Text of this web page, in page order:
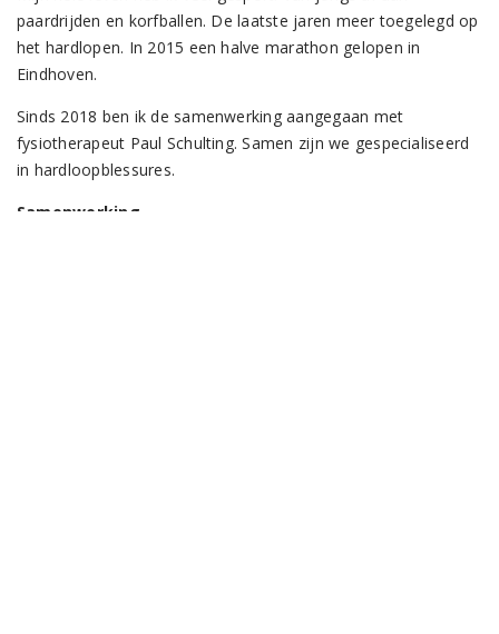
paardrijden en korfballen. De laatste jaren meer toegelegd op
het hardlopen. In 2015 een halve marathon gelopen in
Eindhoven.
Sinds 2018 ben ik de samenwerking aangegaan met
fysiotherapeut Paul Schulting. Samen zijn we gespecialiseerd
in hardloopblessures.
Samenwerking